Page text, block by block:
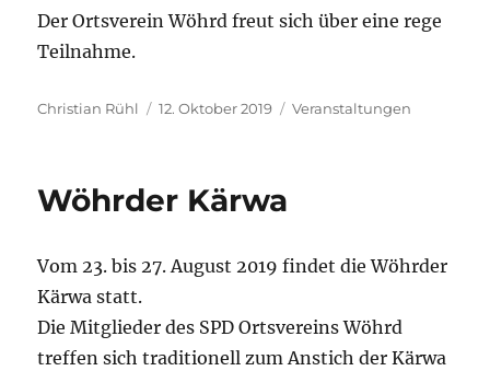
Der Ortsverein Wöhrd freut sich über eine rege
Teilnahme.
Autor
Christian Rühl
Veröffentlicht
12. Oktober 2019 Kategorien
Veranstaltungen
Wöhrder Kärwa
Vom 23. bis 27. August 2019 findet die Wöhrder
Kärwa statt.
Die Mitglieder des SPD Ortsvereins Wöhrd
treffen sich traditionell zum Anstich der Kärwa